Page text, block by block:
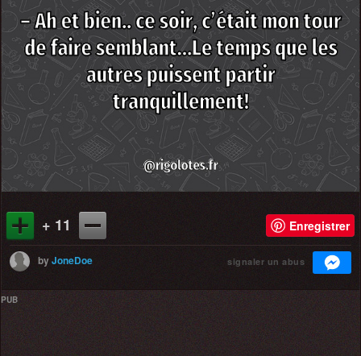
+ 11 Enregistrer
byJoneDoe signaler un abus
PUB